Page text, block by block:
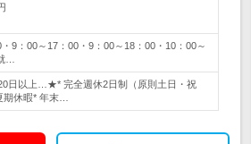
・9：00～17：00・9：00～18：00・10：00～
…
日以上…★* 完全週休2日制（原則土日・祝
期休暇* 年末…